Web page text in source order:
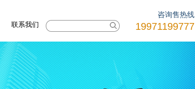
咨询售热线
19971199777
联系我们